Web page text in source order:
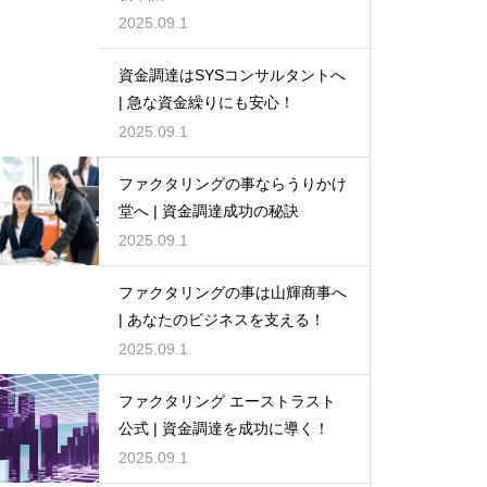
2025.09.1
資金調達はSYSコンサルタントへ
| 急な資金繰りにも安心！
2025.09.1
ファクタリングの事ならうりかけ
堂へ | 資金調達成功の秘訣
2025.09.1
ファクタリングの事は山輝商事へ
| あなたのビジネスを支える！
2025.09.1
ファクタリング エーストラスト
公式 | 資金調達を成功に導く！
2025.09.1